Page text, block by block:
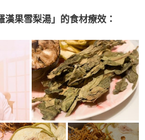
果雪梨湯」的食材療效：